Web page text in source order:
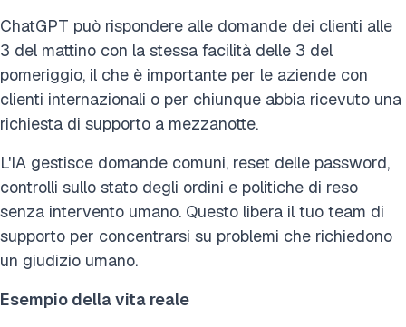
ChatGPT può rispondere alle domande dei clienti alle
3 del mattino con la stessa facilità delle 3 del
pomeriggio, il che è importante per le aziende con
clienti internazionali o per chiunque abbia ricevuto una
richiesta di supporto a mezzanotte.
L'IA gestisce domande comuni, reset delle password,
controlli sullo stato degli ordini e politiche di reso
senza intervento umano. Questo libera il tuo team di
supporto per concentrarsi su problemi che richiedono
un giudizio umano.
Esempio della vita reale